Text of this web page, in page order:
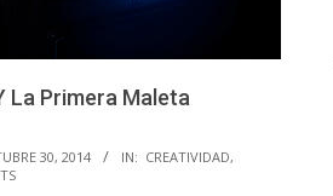
La Primera Maleta
30, 2014 IN: CREATIVIDAD,